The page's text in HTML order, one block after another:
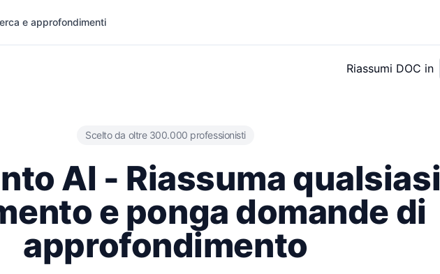
e approfondimenti
Riassumi DOC in
Scelto da oltre 300.000 professionisti
AI - Riassuma qualsiasi
e ponga domande di
approfondimento